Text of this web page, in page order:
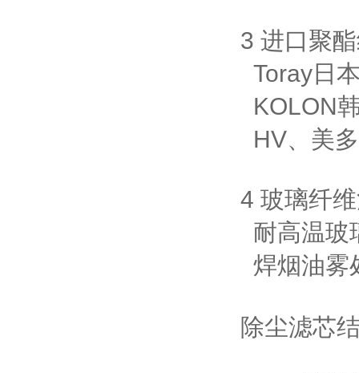
3 进口聚
Toray 日
KOLON
HV、美
4 玻璃纤
耐高温玻
焊烟油雾
除尘滤芯